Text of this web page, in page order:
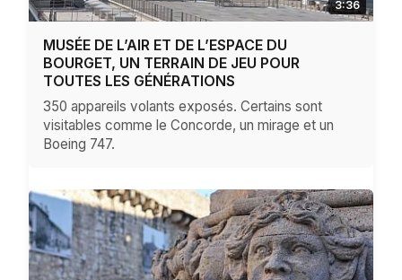
3:36
MUSÉE DE L’AIR ET DE L’ESPACE DU
BOURGET, UN TERRAIN DE JEU POUR
TOUTES LES GÉNÉRATIONS
350 appareils volants exposés. Certains sont
visitables comme le Concorde, un mirage et un
Boeing 747.